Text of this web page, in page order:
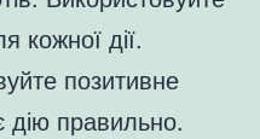
кожної дії.
позитивне
дію правильно.